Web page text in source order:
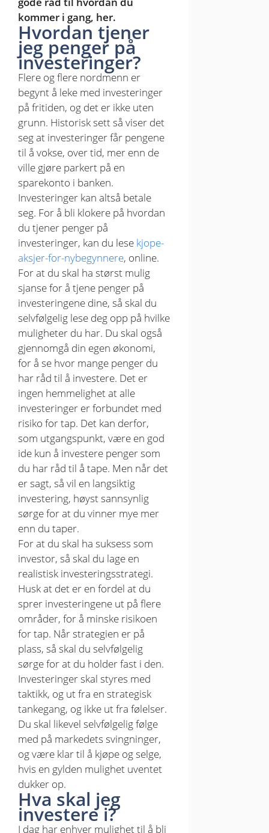
kommer i gang, her.
Hvordan tjener
jeg penger på
investeringer?
Flere og flere nordmenn er
begynt å leke med investeringer
på fritiden, og det er ikke uten
grunn. Historisk sett så viser det
seg at investeringer får pengene
til å vokse, over tid, mer enn de
ville gjøre parkert på en
sparekonto i banken.
Investeringer kan altså betale
seg. For å bli klokere på hvordan
du tjener penger på
investeringer, kan du lese kjope-
aksjer-for-nybegynnere, online.
For at du skal ha størst mulig
sjanse for å tjene penger på
investeringene dine, så skal du
selvfølgelig lese deg opp på hvilke
muligheter du har. Du skal også
gjennomgå din egen økonomi,
for å se hvor mange penger du
har råd til å investere. Det er
ingen hemmelighet at alle
investeringer er forbundet med
risiko for tap. Det kan derfor,
som utgangspunkt, være en god
ide kun å investere penger som
du har råd til å tape. Men når det
er sagt, så vil en langsiktig
investering, høyst sannsynlig
sørge for at du vinner mye mer
enn du taper.
For at du skal ha suksess som
investor, så skal du lage en
realistisk investeringsstrategi.
Husk at det er en fordel at du
sprer investeringene ut på flere
områder, for å minske risikoen
for tap. Når strategien er på
plass, så skal du selvfølgelig
sørge for at du holder fast i den.
Investeringer skal styres med
taktikk, og ut fra en strategisk
tankegang, og ikke ut fra følelser.
Du skal likevel selvfølgelig følge
med på markedets svingninger,
og være klar til å kjøpe og selge,
hvis en gylden mulighet uventet
dukker op.
Hva skal jeg
investere i?
I dag har enhver mulighet til å bli